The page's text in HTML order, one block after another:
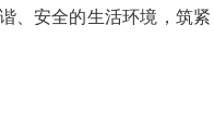
、安全的生活环境，筑紧